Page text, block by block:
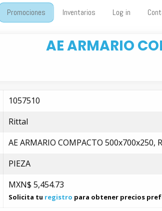
Promociones Inventarios Log in
AE ARMARIO
1057510
Rittal
AE ARMARIO COMPACTO
PIEZA
MXN$ 5,454.73
Solicita tu registro para obtener precios